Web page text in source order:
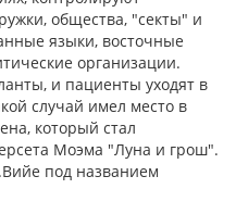
общества, "секты" и
языки, восточные
организации.
и пациенты уходят в
случай имел место в
который стал
Моэма "Луна и грош".
под названием